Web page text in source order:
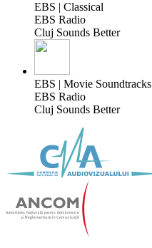
EBS | Classical
EBS Radio
Cluj Sounds Better
EBS | Movie Soundtracks
EBS Radio
Cluj Sounds Better